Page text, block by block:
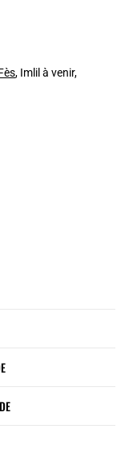
, Imlil à venir,